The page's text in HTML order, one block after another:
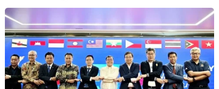
Syria: Các nhân chứng khẳng định video
về vũ khí hóa học là giả mạo
27/04/2018 04:55